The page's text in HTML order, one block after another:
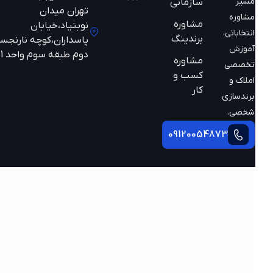
مشاوره
انتخاباتی،
آموزش
تخصصی
املاک و
برندسازی
شخصی.
09120054873
سازمانی
مشاوره
برندینگ
مشاوره
کسب و
تهران میدان
نوبنیاد،خیابان
پاسداران،کوچه نارنجستان
دوم طبقه سوم واحد 301